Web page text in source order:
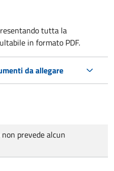
tutta la
in formato PDF.
da allegare
prevede alcun